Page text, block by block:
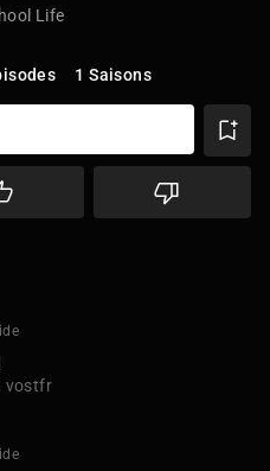
Life
1 Saisons
vostfr